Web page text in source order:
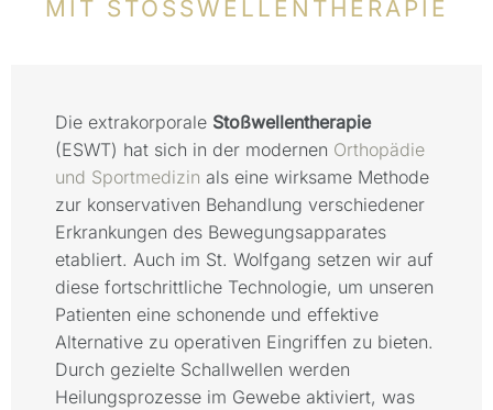
MIT STOSSWELLENTHERAPIE
Die extrakorporale Stoßwellentherapie
(ESWT) hat sich in der modernen Orthopädie
und Sportmedizin als eine wirksame Methode
zur konservativen Behandlung verschiedener
Erkrankungen des Bewegungsapparates
etabliert. Auch im St. Wolfgang setzen wir auf
diese fortschrittliche Technologie, um unseren
Patienten eine schonende und effektive
Alternative zu operativen Eingriffen zu bieten.
Durch gezielte Schallwellen werden
Heilungsprozesse im Gewebe aktiviert, was